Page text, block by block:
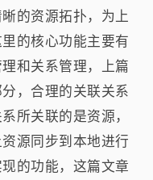
的资源拓扑，为上
的核心功能主要有
和关系管理，上篇
，合理的关联关系
所关联的是资源，
源同步到本地进行
的功能，这篇文章